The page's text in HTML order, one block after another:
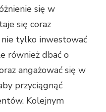
się w
się coraz
tylko inwestować
również dbać o
angażować się w
przyciągnąć
Kolejnym